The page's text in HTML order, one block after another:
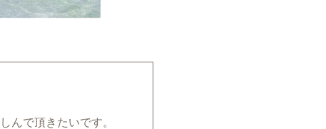
んで頂きたいです。